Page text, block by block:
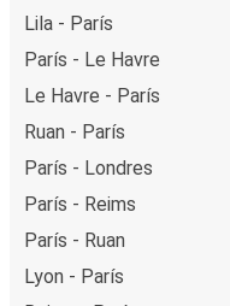
Lila - París
París - Le Havre
Le Havre - París
Ruan - París
París - Londres
París - Reims
París - Ruan
Lyon - París